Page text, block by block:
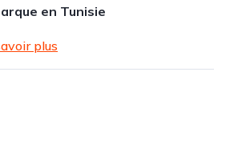
en Tunisie
plus